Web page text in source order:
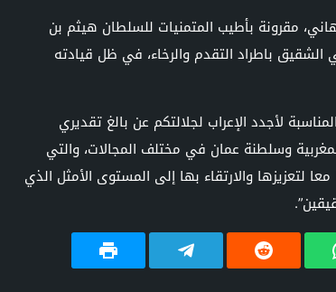
مقرونة بأطيب المتمنيات للسلطان هيثم بن
باطراد التقدم والرخاء، في ظل قيادته
لأجدد الإعراب لجلالتكم عن بالغ تقديري
وسلطنة عمان في مختلف المجالات، والتي
لتعزيزها والارتقاء بها إلى المستوى الأمثل الذي